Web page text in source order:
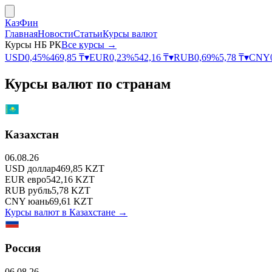
КазФин
ГлавнаяНовостиСтатьиКурсы валют
Курсы НБ РКВсе курсы →
USD0,45%469,85 ₸▾EUR0,23%542,16 ₸▾RUB0,69%5,78 ₸▾CNY
Курсы валют по странам
Казахстан
06.08.26
USD доллар469,85 KZT
EUR евро542,16 KZT
RUB рубль5,78 KZT
CNY юань69,61 KZT
Курсы валют в Казахстане →
Россия